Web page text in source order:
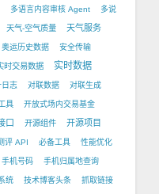
多语言内容审核 Agent 多说
天气-空气质量 天气服务
奥运历史数据 安全传输
时交易数据 实时数据
日志 对联数据 对联生成
具 开放式场内交易基金
口 开源组件 开源项目
评 API 必备工具 性能优化
手机号码 手机归属地查询
统 技术博客头条 抓取链接